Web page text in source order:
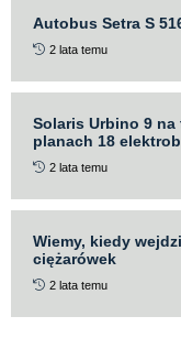
Autobus Setra S
2 lata temu
Solaris Urbino 9 na
planach 18
2 lata temu
Wiemy, kiedy
ciężarówek
2 lata temu